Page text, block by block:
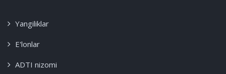
Yangiliklar
E'lonlar
ADTI nizomi